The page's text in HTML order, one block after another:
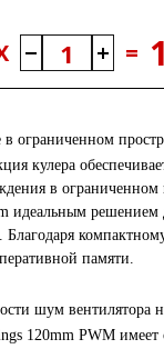
=
ограниченном
кулера
в ограниченном
идеальным решением
памяти.
шум вентилятора
120mm PWM имеет